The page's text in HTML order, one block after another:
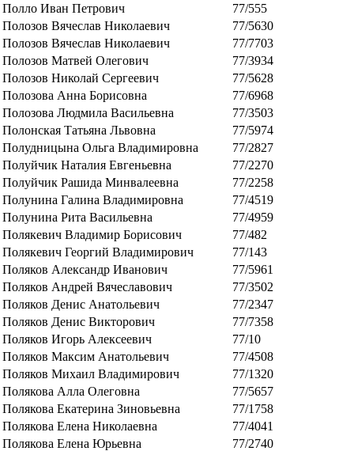
Полло Иван Петрович
77/555
Полозов Вячеслав Николаевич
77/5630
Полозов Вячеслав Николаевич
77/7703
Полозов Матвей Олегович
77/3934
Полозов Николай Сергеевич
77/5628
Полозова Анна Борисовна
77/6968
Полозова Людмила Васильевна
77/3503
Полонская Татьяна Львовна
77/5974
Полудницына Ольга Владимировна
77/2827
Полуйчик Наталия Евгеньевна
77/2270
Полуйчик Рашида Минвалеевна
77/2258
Полунина Галина Владимировна
77/4519
Полунина Рита Васильевна
77/4959
Полякевич Владимир Борисович
77/482
Полякевич Георгий Владимирович
77/143
Поляков Александр Иванович
77/5961
Поляков Андрей Вячеславович
77/3502
Поляков Денис Анатольевич
77/2347
Поляков Денис Викторович
77/7358
Поляков Игорь Алексеевич
77/10
Поляков Максим Анатольевич
77/4508
Поляков Михаил Владимирович
77/1320
Полякова Алла Олеговна
77/5657
Полякова Екатерина Зиновьевна
77/1758
Полякова Елена Николаевна
77/4041
Полякова Елена Юрьевна
77/2740